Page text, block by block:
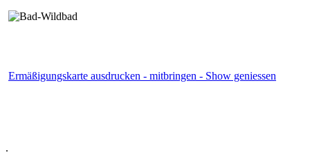
Ermäßigungskarte ausdrucken - mitbringen - Show geniessen
.